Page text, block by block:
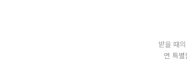
받을 때
면 특